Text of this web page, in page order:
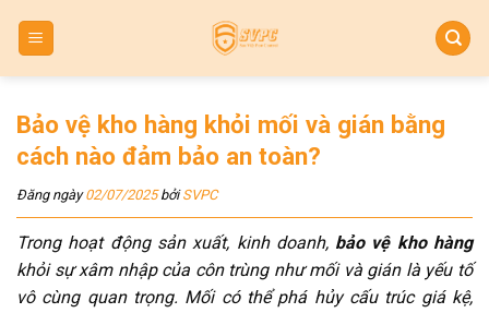
Bảo vệ kho hàng khỏi mối và gián bằng
cách nào đảm bảo an toàn?
Đăng ngày02/07/2025bởiSVPC
Trong hoạt động sản xuất, kinh doanh, bảo vệ kho hàng
khỏi sự xâm nhập của côn trùng như mối và gián là yếu tố
vô cùng quan trọng. Mối có thể phá hủy cấu trúc giá kệ,